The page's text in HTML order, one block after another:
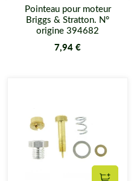
Pointeau pour moteur
Briggs & Stratton. N°
origine 394682
7,94 €